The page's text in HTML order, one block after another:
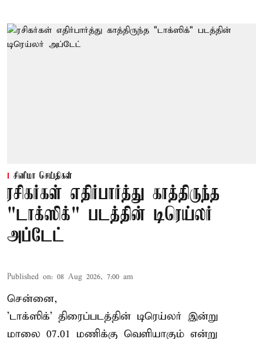
சினிமா செய்திகள்
ரசிகர்கள் எதிர்பார்த்து காத்திருந்த
"டாக்ஸிக்" படத்தின் டிரெய்லர்
அப்டேட்
Published on: 08 Aug 2026, 7:00 am
சென்னை,
'டாக்ஸிக்' திரைப்படத்தின் டிரெய்லர் இன்று
மாலை 07.01 மணிக்கு வெளியாகும் என்று